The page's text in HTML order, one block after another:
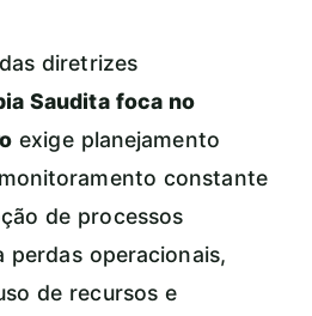
diretrizes
Saudita foca no
exige planejamento
constante
de processos
perdas operacionais,
de recursos e